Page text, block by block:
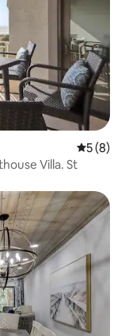
5 ud af 5
5 (8)
Villa. St